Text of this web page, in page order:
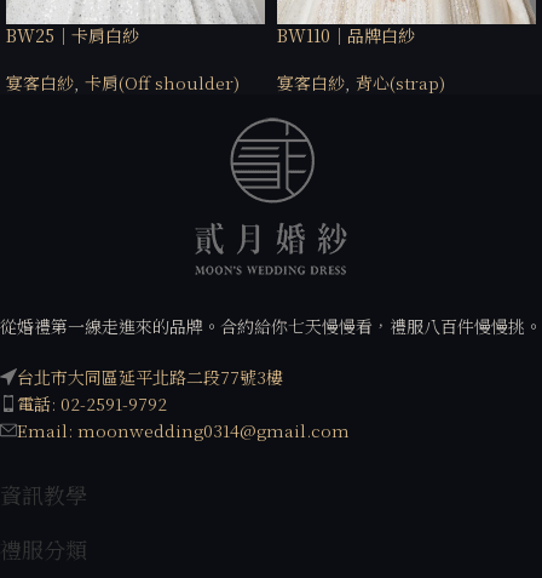
BW25｜卡肩白紗
宴客白紗, 卡肩(Off shoulder)
BW110｜品牌白紗
宴客白紗, 背心(strap)
從婚禮第一線走進來的品牌。合約給你七天慢慢看，禮服八百件慢慢挑。
台北市大同區延平北路二段77號3樓
電話: 02-2591-9792
Email: moonwedding0314@gmail.com
資訊教學
禮服分類